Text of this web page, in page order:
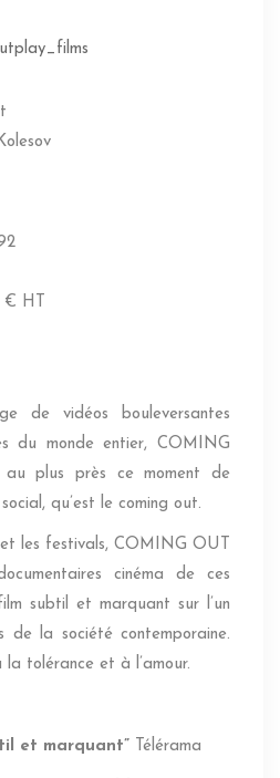
€ HT
de vidéos bouleversantes
du monde entier, COMING
plus près ce moment de
qu’est le coming out.
les festivals, COMING OUT
cinéma de ces
subtil et marquant sur l’un
de la société contemporaine.
tolérance et à l’amour.
et marquant” Télérama